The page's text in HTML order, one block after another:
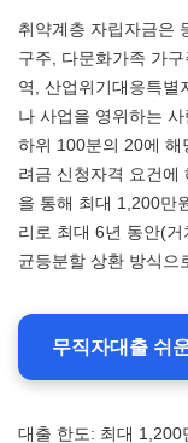
취약계층 자립자금은
구주, 다문화가족 가
역, 산업위기대응특별
나 사업을 영위하는
하위 100분의 20에 해
려금 신청자격 요건에
을 통해 최대 1,200만
리로 최대 6년 동안(
균등분할 상환 방식으
무직자대출 쉬
대출 한도: 최대 1,200